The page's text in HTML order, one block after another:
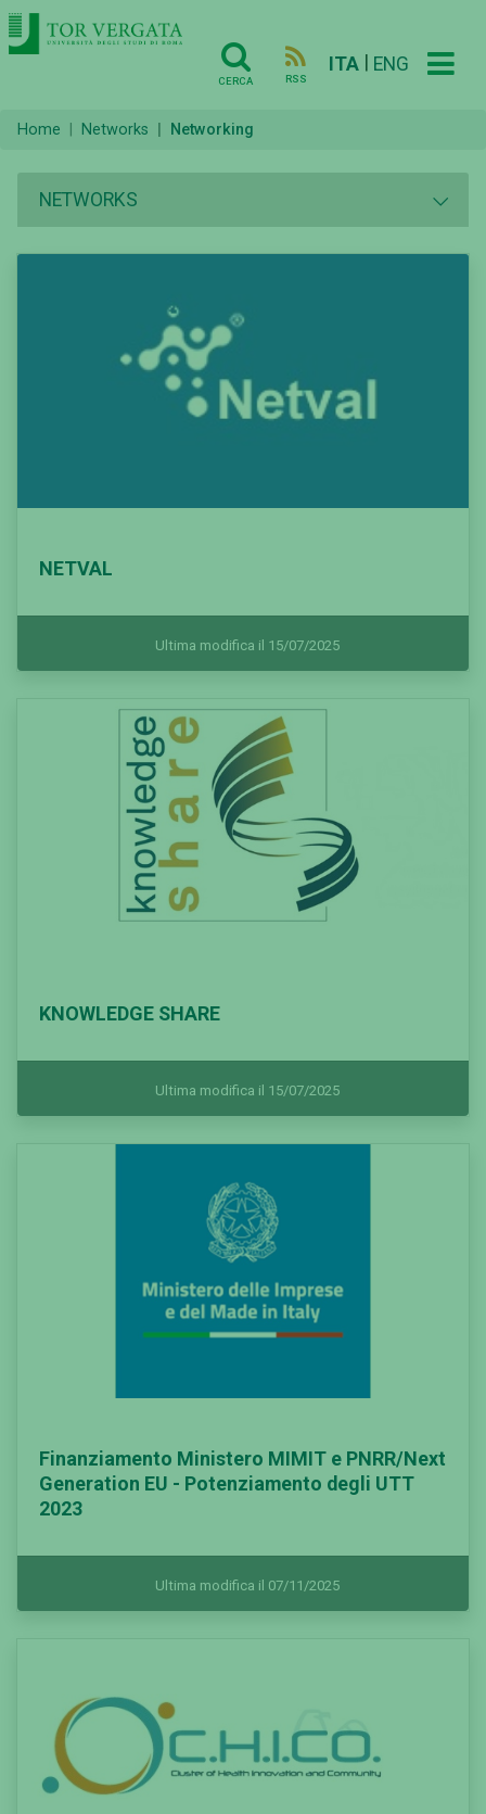
CERCA RSS
ITA ENG
Home Networks Networking
NETWORKS
NETVAL
Ultima modifica il 15/07/2025
KNOWLEDGE SHARE
Ultima modifica il 15/07/2025
Finanziamento Ministero MIMIT e PNRR/Next
Generation EU - Potenziamento degli UTT
2023
Ultima modifica il 07/11/2025